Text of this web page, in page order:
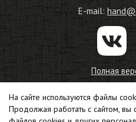
E-mail:
Полная
Создание
© 2010—2026 Центр
На сайте используются файлы
Продолжая работать с сайтом, вы